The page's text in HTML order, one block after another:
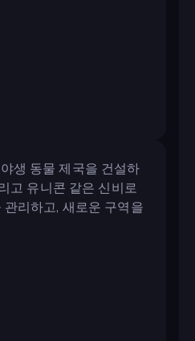
생 동물 제국을 건설하
고 유니콘 같은 신비로
리하고, 새로운 구역을